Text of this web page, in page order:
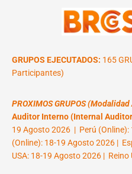
GRUPOS EJECUTADOS: 165
Participantes)
PROXIMOS GRUPOS
Auditor Interno (Internal
19 Agosto 2026 | Perú (Online):
(Online): 18-19 Agosto 2026 |
USA: 18-19 Agosto 2026 | Reino